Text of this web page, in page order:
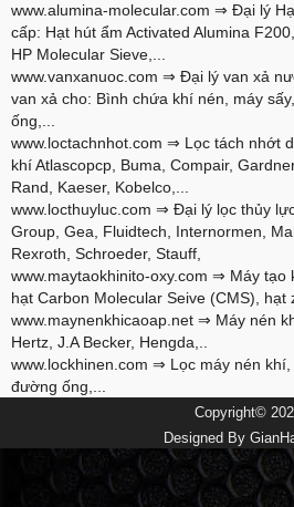
www.alumina-molecular.com ⇒ Đại lý
cấp: Hạt hút ẩm Activated Alumina
HP Molecular Sieve,...
www.vanxanuoc.com ⇒ Đại lý van xả
van xả cho: Bình chứa khí nén, máy
ống,...
www.loctachnhot.com ⇒ Lọc tách nhớt
khí Atlascopcp, Buma, Compair,
Rand, Kaeser, Kobelco,...
www.locthuyluc.com ⇒ Đại lý lọc thủy
Group, Gea, Fluidtech, Internormen,
Rexroth, Schroeder, Stauff,
www.maytaokhinito-oxy.com ⇒ Máy tạo
hạt Carbon Molecular Seive (CMS), hạt
www.maynenkhicaoap.net ⇒ Máy nén
Hertz, J.A Becker, Hengda,..
www.lockhinen.com ⇒ Lọc máy nén khí,
đường ống,...
Copyright©
Designed By